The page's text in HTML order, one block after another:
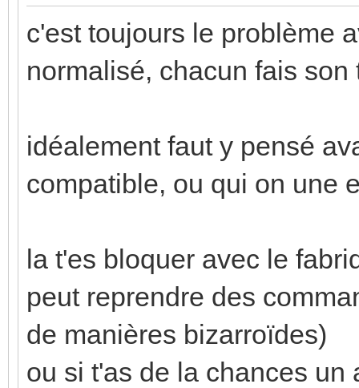
c'est toujours le problème
normalisé, chacun fais son
idéalement faut y pensé
compatible, ou qui on une
la t'es bloquer avec le
peut reprendre des
de manières bizarroïdes)
ou si t'as de la chances un